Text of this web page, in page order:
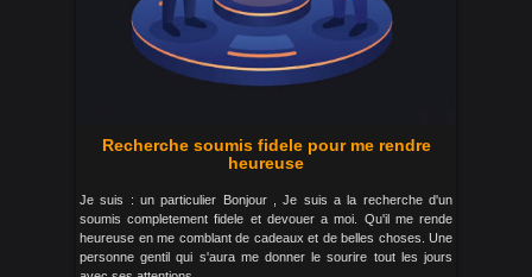
Recherche soumis fidele pour me rendre
heureuse
Je suis : un particulier Bonjour , Je suis a la recherche d'un
soumis completement fidele et devouer a moi. Qu'il me rende
heureuse en me comblant de cadeaux et de belles choses. Une
personne gentil qui s'aura me donner le sourire tout les jours